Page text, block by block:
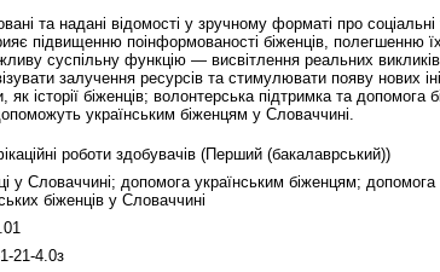
та надані відомості у зручному форматі про
підвищенню поінформованості біженців, полегшенню їх
суспільну функцію — висвітлення реальних
залучення ресурсів та стимулювати появу нових
історії біженців; волонтерська підтримка та
українським біженцям у Словаччині.
роботи здобувачів (Перший (бакалаврський))
у Словаччині; допомога українським біженцям;
біженців у Словаччині
21-4.0з